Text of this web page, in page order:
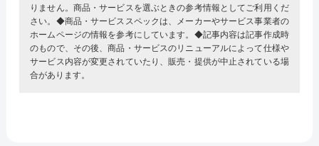
りません。商品・サービスを選ぶときの参考情報としてご利用くだ
さい。◆商品・サービススペックは、メーカーやサービス事業者の
ホームページの情報を参考にしています。◆記事内容は記事作成時
のもので、その後、商品・サービスのリニューアルによって仕様や
サービス内容が変更されていたり、販売・提供が中止されている場
合があります。